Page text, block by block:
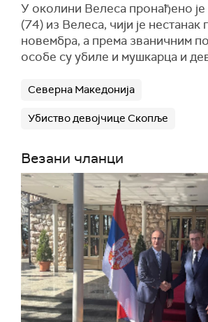
У околини Велеса пронађено
(74) из Велеса, чији је нестанак
новембра, а према званичним
особе су убиле и мушкарца и
Северна Македонија
Убиство девојчице Скопље
Везани чланци